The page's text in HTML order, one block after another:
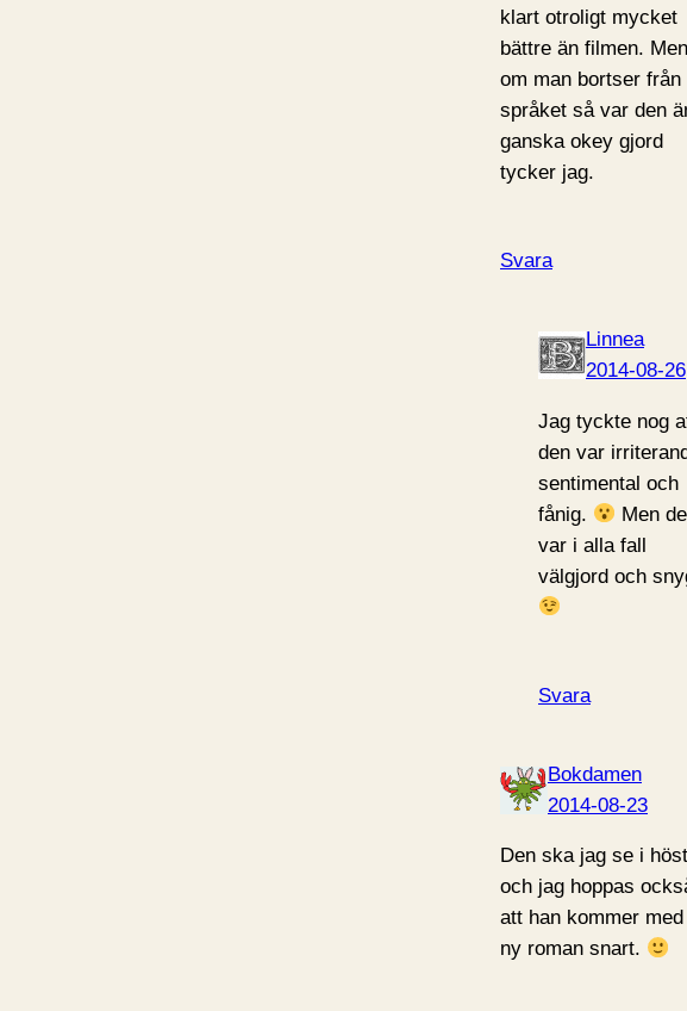
klart otroligt mycket
bättre än filmen. Men
om man bortser från
språket så var den
ganska okey gjord
tycker jag.
Svara
Linnea
2014-08-26
Jag tyckte nog
den var
sentimental och
fånig.
Men
var i alla fall
välgjord och
Svara
Bokdamen
2014-08-23
Den ska jag se i höst
och jag hoppas
att han kommer
ny roman snart.